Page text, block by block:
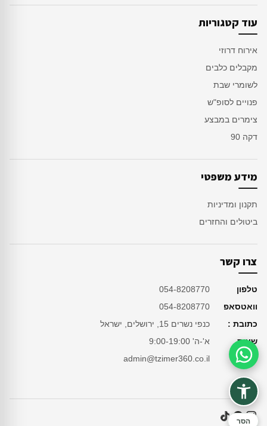
עוד קטגוריות
אירוח דרוזי
מקבלים כלבים
לשומרי שבת
פנויים לסופ"ש
צימרים במבצע
דקה 90
מידע משפטי
תקנון ומדיניות
ביטולים והחזרים
צרו קשר
טלפון
054-8208770
וואטסאפ
054-8208770
כתובת :
כנפי נשרים 15, ירושלים, ישראל
שעות
א'-ה' 9:00-19:00
מייל
admin@tzimer360.co.ilסיוע בהזמנה
הסר